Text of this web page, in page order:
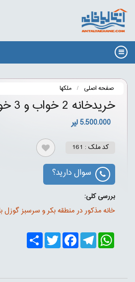
صفحه اصلی ملکها
خریدخانه 2 خواب و 3 خواب در ازمیر
5.500.000 لیر
کد ملک : 161
سوال دارید؟
بررسی کلی:
خانه مذکور در منطقه بکر و سرسبز گوزل
ShareTwitter
FacebookTelegramWhatsApp